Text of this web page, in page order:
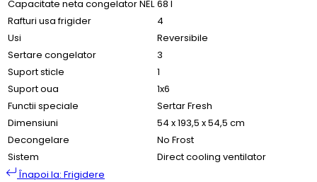
Capacitate neta congelator NEL 68 l
Rafturi usa frigider
4
Usi
Reversibile
Sertare congelator
3
Suport sticle
1
Suport oua
1x6
Functii speciale
Sertar Fresh
Dimensiuni
54 x 193,5 x 54,5 cm
Decongelare
No Frost
Sistem
Direct cooling ventilator
Înapoi la: Frigidere